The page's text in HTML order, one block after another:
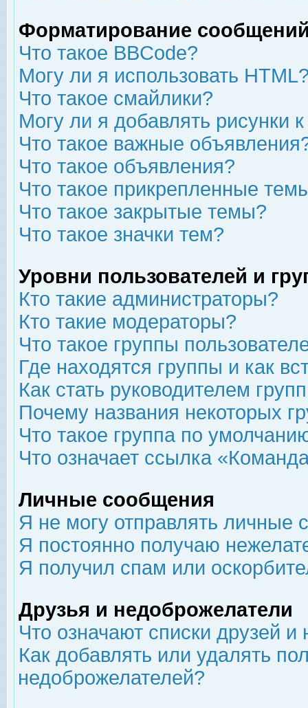
Форматирование
Что такое BBCode?
Могу ли я использовать
Что такое смайлики?
Могу ли я добавлять рисунки
Что такое важные
Что такое объявления?
Что такое прикрепленные
Что такое закрытые темы?
Что такое значки тем?
Уровни пользователей и
Кто такие администраторы?
Кто такие модераторы?
Что такое группы
Где находятся группы и как
Как стать руководителем
Почему названия некоторых
Что такое группа по
Что означает ссылка
Личные сообщения
Я не могу отправлять личные
Я постоянно получаю
Я получил спам или
Друзья и недоброжелатели
Что означают списки друзей
Как добавлять или удалять
недоброжелателей?